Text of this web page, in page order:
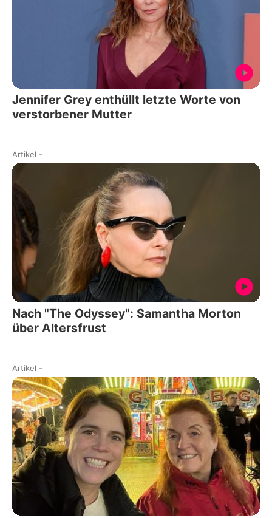
Jennifer Grey enthüllt letzte Worte von
verstorbener Mutter
Artikel -
Nach "The Odyssey": Samantha Morton
über Altersfrust
Artikel -